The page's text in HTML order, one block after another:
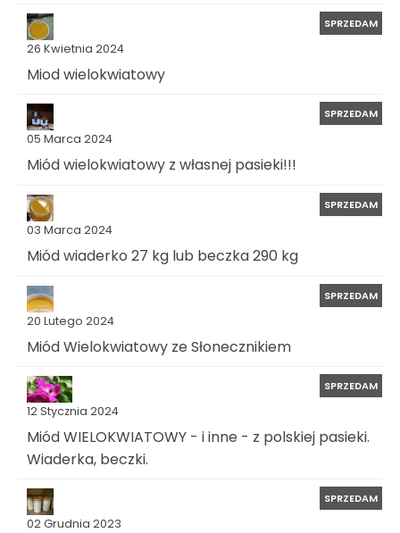
26 Kwietnia 2024
SPRZEDAM
Miod wielokwiatowy
05 Marca 2024
SPRZEDAM
Miód wielokwiatowy z własnej pasieki!!!
03 Marca 2024
SPRZEDAM
Miód wiaderko 27 kg lub beczka 290 kg
20 Lutego 2024
SPRZEDAM
Miód Wielokwiatowy ze Słonecznikiem
12 Stycznia 2024
SPRZEDAM
Miód WIELOKWIATOWY - i inne - z polskiej pasieki.
Wiaderka, beczki.
02 Grudnia 2023
SPRZEDAM